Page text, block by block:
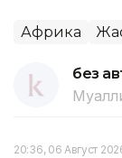
Африка
без
20:36, 06 Август